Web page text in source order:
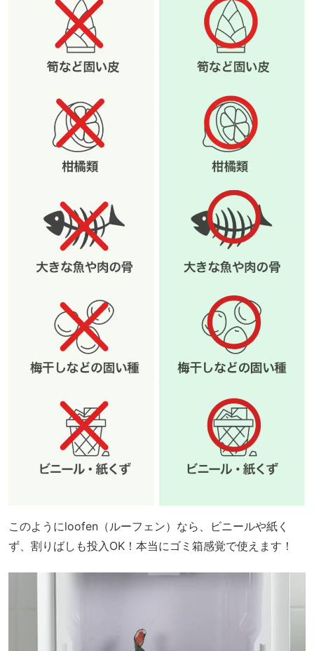
このようにloofen（ルーフェン）なら、ビニールや紙く
ず、割りばしも投入OK！本当にゴミ箱感覚で使えます！